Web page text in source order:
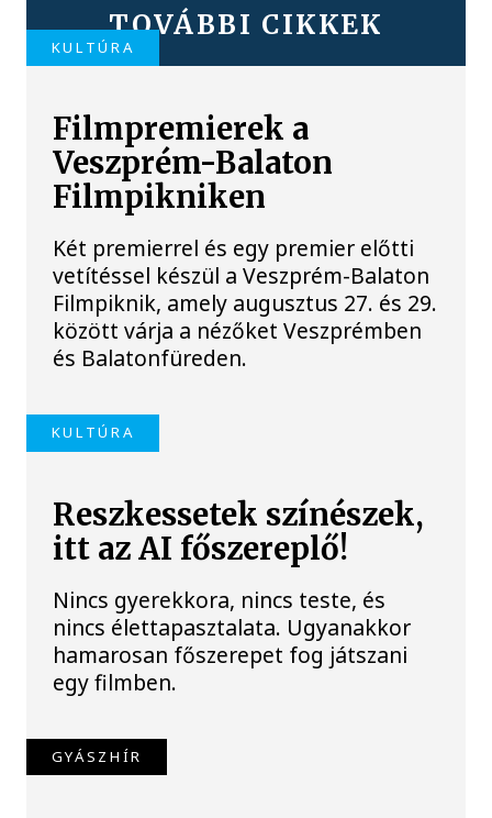
TOVÁBBI CIKKEK
KULTÚRA
Filmpremierek a
Veszprém-Balaton
Filmpikniken
Két premierrel és egy premier előtti
vetítéssel készül a Veszprém-Balaton
Filmpiknik, amely augusztus 27. és 29.
között várja a nézőket Veszprémben
és Balatonfüreden.
KULTÚRA
Reszkessetek színészek,
itt az AI főszereplő!
Nincs gyerekkora, nincs teste, és
nincs élettapasztalata. Ugyanakkor
hamarosan főszerepet fog játszani
egy filmben.
GYÁSZHÍR